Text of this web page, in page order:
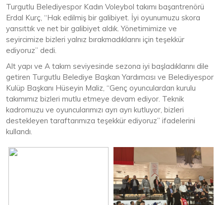
Turgutlu Belediyespor Kadın Voleybol takımı başantrenörü
Erdal Kurç, “Hak edilmiş bir galibiyet. İyi oyunumuzu skora
yansıttık ve net bir galibiyet aldık. Yönetimimize ve
seyircimize bizleri yalnız bırakmadıklarını için teşekkür
ediyoruz” dedi.
Alt yapı ve A takım seviyesinde sezona iyi başladıklarını dile
getiren Turgutlu Belediye Başkan Yardımcısı ve Belediyespor
Kulüp Başkanı Hüseyin Maliz, “Genç oyunculardan kurulu
takımımız bizleri mutlu etmeye devam ediyor. Teknik
kadromuzu ve oyuncularımızı ayrı ayrı kutluyor, bizleri
destekleyen taraftarımıza teşekkür ediyoruz” ifadelerini
kullandı.